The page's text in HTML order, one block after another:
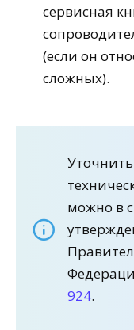
сервисная
(если он
сложных).
можно в
924.